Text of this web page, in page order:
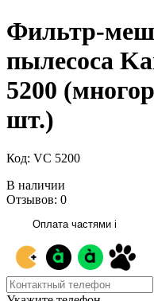
Фильтр-
пылесоса
5200
шт.)
Код: VC 5200
В наличии
Отзывов: 0
Оплата частями i